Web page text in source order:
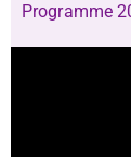
Programme